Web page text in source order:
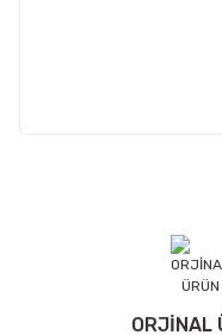
ORJİNAL